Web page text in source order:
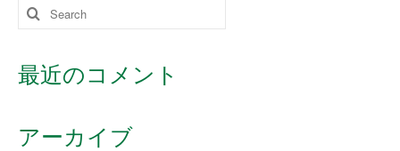
Search
最近のコメント
アーカイブ